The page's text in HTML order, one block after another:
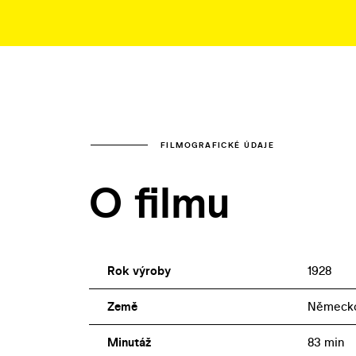
FILMOGRAFICKÉ ÚDAJE
O filmu
Rok výroby 1928
Země
Minutáž 83 min